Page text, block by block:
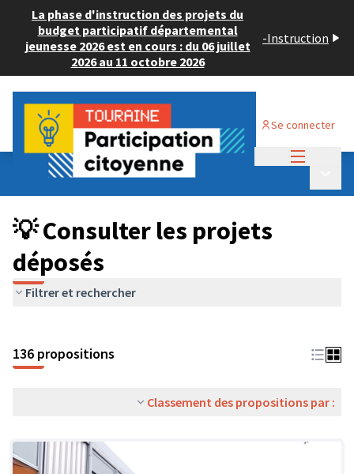
La phase d'instruction des projets du
budget participatif départemental
jeunesse 2026 est en cours : du 06 juillet
2026 au 11 octobre 2026
-Instruction
Se connecter
Budget Participatif JEUNESSE 2024
💡 Consulter les projets déposés
💡 Consulter les projets
déposés
Filtrer et rechercher
136 propositions
Classement des propositions par :